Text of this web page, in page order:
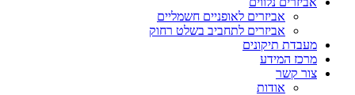
אביזרים לאופניים חשמליים
אביזרים לתחביב בשלט רחוק
מעבדת תיקונים
מרכז המידע
צור קשר
אודות